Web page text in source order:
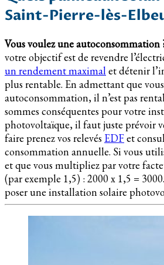
Saint-Pierre-lès-
Vous voulez une autoconsommation
votre objectif est de revendre
un rendement maximal et détenir
plus rentable. En admettant que
autoconsommation, il n’est pas
sommes conséquentes pour votre
photovoltaïque, il faut juste prévoir
faire prenez vos relevés EDFet
consommation annuelle. Si vous
et que vous multipliez par votre
(par exemple 1,5) : 2000 x 1,5 =
poser une installation solaire